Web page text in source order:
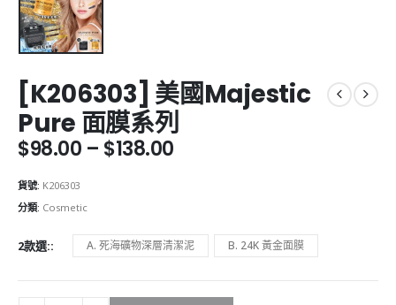
[K206303] 美國Majestic
Pure 面膜系列
$98.00 – $138.00Price
貨號: K206303
分類: Cosmetic
2款選: A. 死海礦物深層清潔泥 B. 24K 黃金面膜